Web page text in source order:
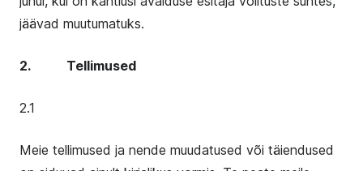
jäävad muutumatuks.
2. Tellimused
2.1
Meie tellimused ja nende muudatused või täiendused